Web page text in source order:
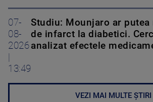
07-
08-
2026
13:49
Studiu: Mounjaro ar putea
de infarct la diabetici.
analizat efectele
VEZI MAI MULTE ȘTIRI